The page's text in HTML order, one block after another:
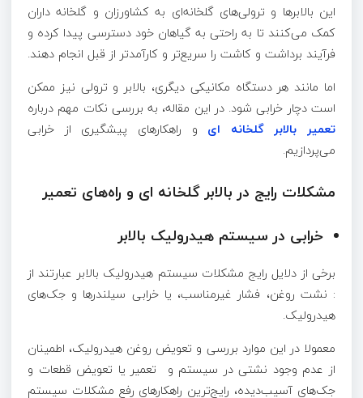
این بالابرها و ترولی‌های گلخانه‌ای به کشاورزان و گلخانه داران
کمک می‌کنند تا به راحتی به گیاهان خود دسترسی پیدا کرده و
فرآیند برداشت و کاشت را سریع‌تر و کارآمدتر از قبل انجام دهند.
اما مانند هر دستگاه مکانیکی دیگری، بالابر و ترولی نیز ممکن
است دچار خرابی شود. در این مقاله، به بررسی نکات مهم درباره
تعمیر بالابر گلخانه ‌ای و راهکارهای پیشگیری از خرابی
می‌پردازیم.
مشکلات رایج در بالابر گلخانه ای و راه‌های تعمیر
خرابی در سیستم هیدرولیک بالابر
برخی از دلایل رایج مشکلات سیستم هیدرولیک بالابر عبارتند از
: نشت روغن، فشار غیرمناسب، یا خرابی سیلندرها و جک‌های
هیدرولیک.
معمولا در این موارد بررسی و تعویض روغن هیدرولیک، اطمینان
از عدم وجود نشتی در سیستم و تعمیر یا تعویض قطعات و
جک‌های آسیب‌دیده، رایج‌ترین راهکارهای رفع مشکلات سیستم